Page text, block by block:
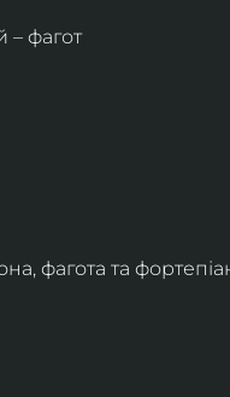
– фагот
фагота та